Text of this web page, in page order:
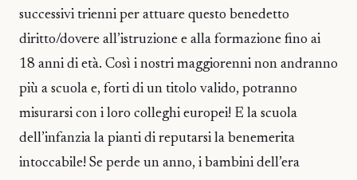
successivi trienni per attuare questo benedetto
diritto/dovere all’istruzione e alla formazione fino ai
18 anni di età. Così i nostri maggiorenni non andranno
più a scuola e, forti di un titolo valido, potranno
misurarsi con i loro colleghi europei! E la scuola
dell’infanzia la pianti di reputarsi la benemerita
intoccabile! Se perde un anno, i bambini dell’era